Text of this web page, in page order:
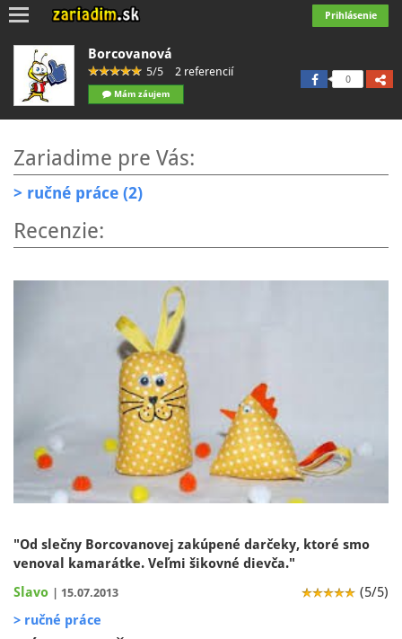
Prihlásenie
Toggle
Borcovanová
5/5 2 referencií
0
Mám záujem
Zariadime pre Vás:
> ručné práce (2)
Recenzie:
"Od slečny Borcovanovej zakúpené darčeky, ktoré smo
venoval kamarátke. Veľmi šikovné dievča."
Slavo
| 15.07.2013
(5/5)
> ručné práce